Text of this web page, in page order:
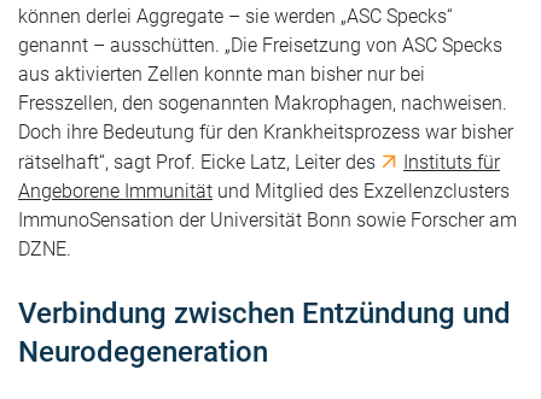
können derlei Aggregate – sie werden „ASC Specks“
genannt – ausschütten. „Die Freisetzung von ASC Specks
aus aktivierten Zellen konnte man bisher nur bei
Fresszellen, den sogenannten Makrophagen, nachweisen.
Doch ihre Bedeutung für den Krankheitsprozess war bisher
rätselhaft“, sagt Prof. Eicke Latz, Leiter des
Instituts für
Angeborene Immunität und Mitglied des Exzellenzclusters
ImmunoSensation der Universität Bonn sowie Forscher am
DZNE.
Verbindung zwischen Entzündung und
Neurodegeneration